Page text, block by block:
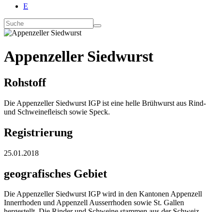
E
Appenzeller Siedwurst
Rohstoff
Die Appenzeller Siedwurst IGP ist eine helle Brühwurst aus Rind-
und Schweineﬂeisch sowie Speck.
Registrierung
25.01.2018
geografisches Gebiet
Die Appenzeller Siedwurst IGP wird in den Kantonen Appenzell
Innerrhoden und Appenzell Ausserrhoden sowie St. Gallen